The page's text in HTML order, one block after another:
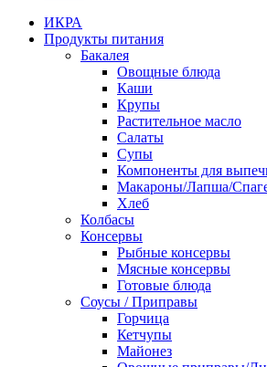
ИКРА
Продукты питания
Бакалея
Овощные блюда
Каши
Крупы
Растительное масло
Салаты
Супы
Компоненты для
Макароны/Лапша/
Хлеб
Колбасы
Консервы
Рыбные консервы
Мясные консервы
Готовые блюда
Соусы / Приправы
Горчица
Кетчупы
Майонез